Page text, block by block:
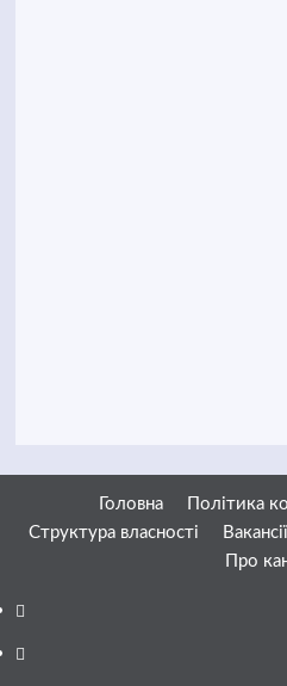
Головна
Політика
Структура власності
Вакансії
Про
Facebook
YouTube